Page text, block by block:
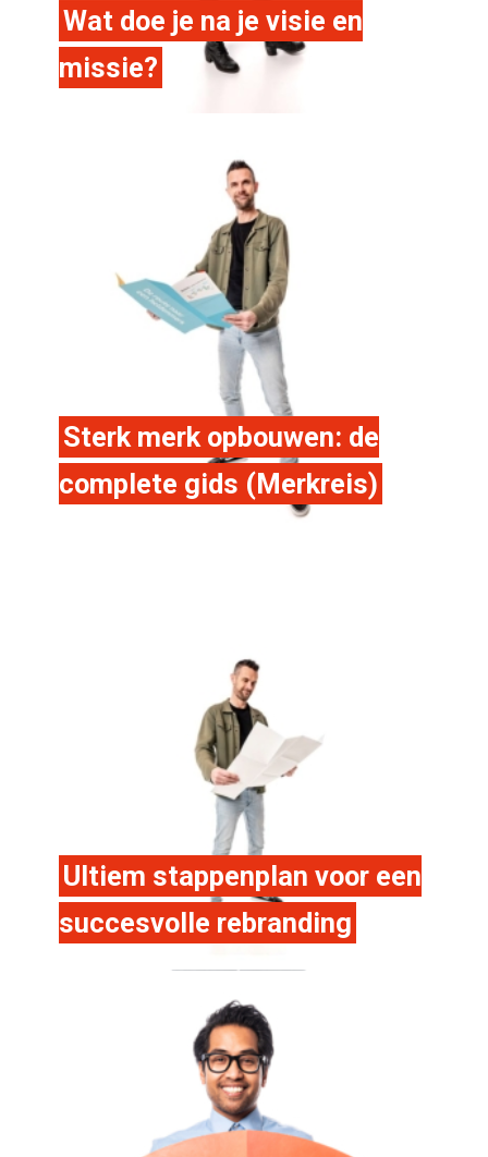
Wat doe je na je visie en
missie?
Sterk merk opbouwen: de
complete gids (Merkreis)
Ultiem stappenplan voor een
succesvolle rebranding